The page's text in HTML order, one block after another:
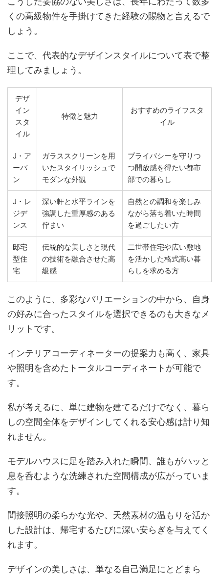
くの高級物件を手掛けてきた経験の賜物と言えるで
しょう。
ここで、代表的なデザインスタイルについて表で整
理してみましょう。
デザ
イン
スタ
イル
特徴と魅力
おすすめのライフスタ
イル
J・ア
ーバ
ン
ガラススクリーンを用
いたスタイリッシュで
モダンな外観
プライバシーを守りつ
つ開放感を得たい都市
部での暮らし
J・レ
ジデ
ンス
深い軒と水平ラインを
強調した重厚感のある
佇まい
自然との調和を楽しみ
ながら落ち着いた時間
を過ごしたい方
邸宅
型住
宅
伝統的な美しさと現代
の技術を融合させた高
級感
二世帯住宅や広い敷地
を活かした格式高い暮
らしを求める方
このように、多彩なバリエーションの中から、自身
の好みに合ったスタイルを選択できるのも大きなメ
リットです。
インテリアコーディネーターの提案力も高く、家具
や照明を含めたトータルコーディネートが可能で
す。
私が考えるに、単に建物を建てるだけでなく、暮ら
しの空間全体をデザインしてくれる安心感は計り知
れません。
モデルハウスに足を踏み入れた瞬間、誰もがハッと
息を呑むような洗練された空間構成が広がっていま
す。
間接照明の柔らかな光や、天然素材の温もりを活か
した設計は、帰宅するたびに深い安らぎを与えてく
れます。
デザインの美しさは、単なる自己満足にとどまら